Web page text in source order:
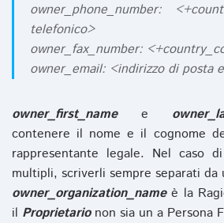
owner_phone_number:
telefonico>
owner_fax_number:
owner_email: <indirizzo di posta
owner_first_namee
contenere il nome e il cognome
rappresentante legale. Nel caso
multipli, scriverli sempre separati da
owner_organization_nameè la
il Proprietarionon sia un a Persona